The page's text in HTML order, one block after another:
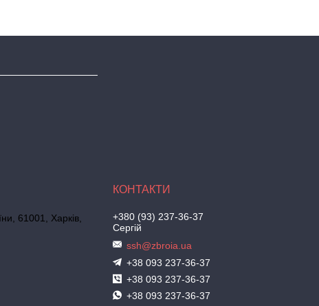
61001, Харків,
+380 (93) 237-36-37
Сергій
ssh@zbroia.ua
+38 093 237-36-37
+38 093 237-36-37
+38 093 237-36-37